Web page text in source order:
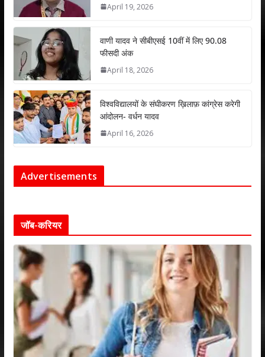
April 19, 2026
वाणी यादव ने सीबीएसई 10वीं में लिए 90.08
फीसदी अंक
April 18, 2026
विश्वविद्यालयों के संघीकरण ख़िलाफ़ कांग्रेस करेगी
आंदोलन- वर्धन यादव
April 16, 2026
Advertisements
जॉब-करियर